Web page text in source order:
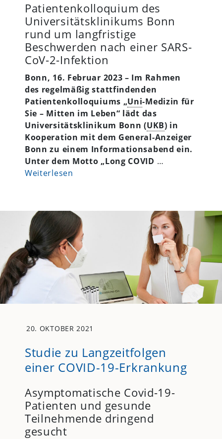
Patientenkolloquium des
Universitätsklinikums Bonn
rund um langfristige
Beschwerden nach einer SARS-
CoV-2-Infektion
Bonn, 16. Februar 2023 – Im Rahmen
des regelmäßig stattfindenden
Patientenkolloquiums „Uni-Medizin für
Sie – Mitten im Leben“ lädt das
Universitätsklinikum Bonn (UKB) in
Kooperation mit dem General-Anzeiger
Bonn zu einem Informationsabend ein.
Unter dem Motto „Long COVID …
Weiterlesen
20. OKTOBER 2021
Studie zu Langzeitfolgen
einer COVID-19-Erkrankung
Asymptomatische Covid-19-
Patienten und gesunde
Teilnehmende dringend
gesucht